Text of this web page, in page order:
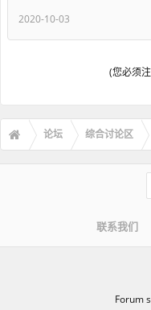
2020-10-03
(您必须
论坛 综合讨论区
联系我们
Forum